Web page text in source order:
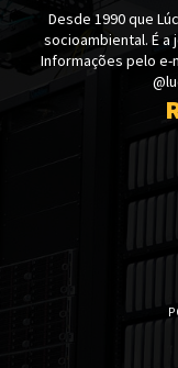
Desde 1990 que
socioambiental. É
Informações pelo e-